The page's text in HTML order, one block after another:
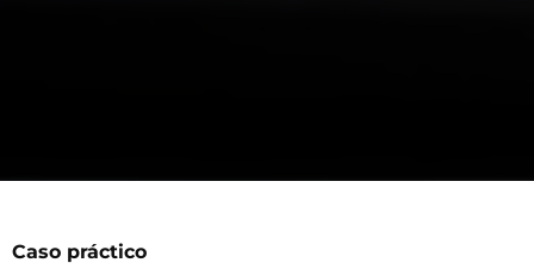
Caso práctico